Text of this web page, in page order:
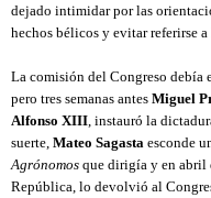
dejado intimidar por las
hechos bélicos y evitar referirse a
La comisión del Congreso debía
pero tres semanas antes Miguel
Alfonso XIII , instauró la
suerte, Mateo Sagasta esconde
Agrónomos que dirigía y en abril
República, lo devolvió al